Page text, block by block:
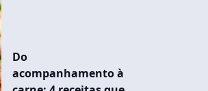
Do
acompanhamento à